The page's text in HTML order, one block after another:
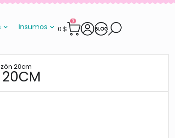
Insumos 0 $
0
20cm
20CM